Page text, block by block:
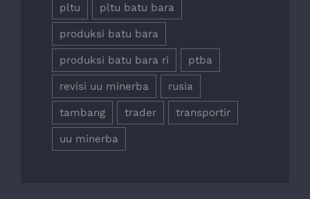
pltu pltu batu bara
produksi batu bara
produksi batu bara ri ptba
revisi uu minerba rusia
tambang trader transportir
uu minerba